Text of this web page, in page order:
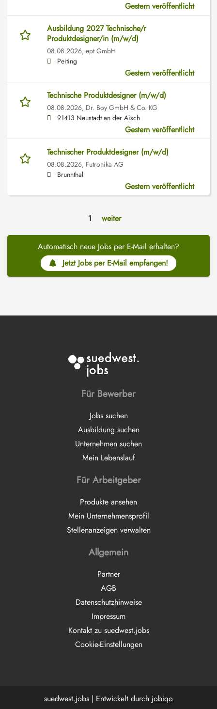
Gestern veröffentlicht
Ausbildung 2027 Technische/r
Produktdesigner/in (m/w/d)
08.08.2026, ept GmbH
Peiting
Gestern veröffentlicht
Technische Produktdesigner (m/w/d)
08.08.2026, Dr. Boy GmbH & Co. KG
91413 Neustadt an der Aisch
Gestern veröffentlicht
Technischer Produktdesigner (m/w/d)
08.08.2026, Futronika AG
Brunnthal
Gestern veröffentlicht
1 weiter
Automatisch neue Jobs per E-Mail erhalten?
Jetzt Jobs per E-Mail empfangen!
Für Bewerber
Jobs suchen
Ausbildung suchen
Unternehmen suchen
Mein Lebenslauf
Für Arbeitgeber
Produkte ansehen
Mein Unternehmensprofil
Stellenanzeigen verwalten
Allgemein
Partner
AGB
Datenschutzhinweise
Impressum
Kontakt zu suedwest.jobs
Cookie-Einstellungen
suedwest.jobs | Entwickelt durch jobiqo